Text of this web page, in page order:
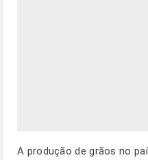
A produção de grãos no